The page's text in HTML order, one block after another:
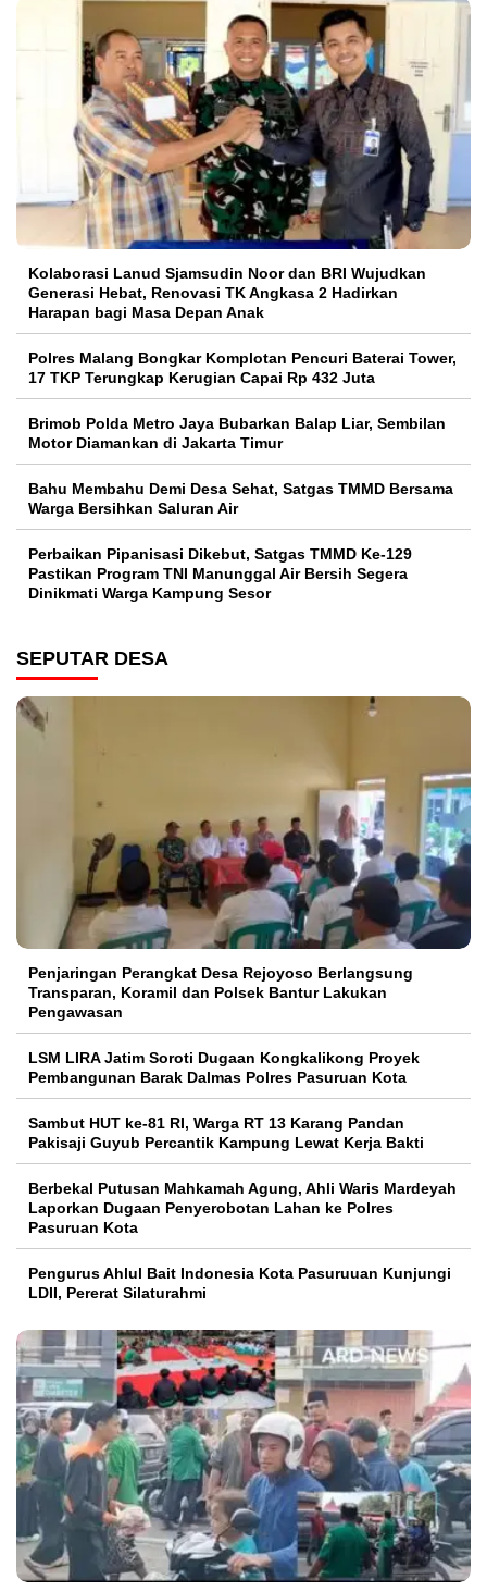
Kolaborasi Lanud Sjamsudin Noor dan BRI Wujudkan
Generasi Hebat, Renovasi TK Angkasa 2 Hadirkan
Harapan bagi Masa Depan Anak
Polres Malang Bongkar Komplotan Pencuri Baterai Tower,
17 TKP Terungkap Kerugian Capai Rp 432 Juta
Brimob Polda Metro Jaya Bubarkan Balap Liar, Sembilan
Motor Diamankan di Jakarta Timur
Bahu Membahu Demi Desa Sehat, Satgas TMMD Bersama
Warga Bersihkan Saluran Air
Perbaikan Pipanisasi Dikebut, Satgas TMMD Ke-129
Pastikan Program TNI Manunggal Air Bersih Segera
Dinikmati Warga Kampung Sesor
SEPUTAR DESA
Penjaringan Perangkat Desa Rejoyoso Berlangsung
Transparan, Koramil dan Polsek Bantur Lakukan
Pengawasan
LSM LIRA Jatim Soroti Dugaan Kongkalikong Proyek
Pembangunan Barak Dalmas Polres Pasuruan Kota
Sambut HUT ke-81 RI, Warga RT 13 Karang Pandan
Pakisaji Guyub Percantik Kampung Lewat Kerja Bakti
Berbekal Putusan Mahkamah Agung, Ahli Waris Mardeyah
Laporkan Dugaan Penyerobotan Lahan ke Polres
Pasuruan Kota
Pengurus Ahlul Bait Indonesia Kota Pasuruuan Kunjungi
LDII, Pererat Silaturahmi